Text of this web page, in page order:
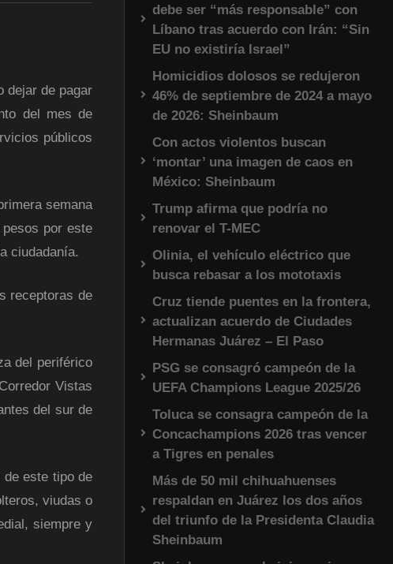
dejar de pagar
del mes de
públicos
semana
por este
ciudadanía.
receptoras de
del periférico
Vistas
del sur de
de este tipo de
viudas o
siempre y
debe ser “más responsable” con
Líbano tras acuerdo con Irán: “Sin
EU no existiría Israel”
Homicidios dolosos se redujeron
46% de septiembre de 2024 a mayo
de 2026: Sheinbaum
Con actos violentos buscan
‘montar’ una imagen de caos en
México: Sheinbaum
Trump afirma que podría no
renovar el T-MEC
Olinia, el vehículo eléctrico que
busca rebasar a los mototaxis
Cruz tiende puentes en la frontera,
actualizan acuerdo de Ciudades
Hermanas Juárez – El Paso
PSG se consagró campeón de la
UEFA Champions League 2025/26
Toluca se consagra campeón de la
Concachampions 2026 tras vencer
a Tigres en penales
Más de 50 mil chihuahuenses
respaldan en Juárez los dos años
del triunfo de la Presidenta Claudia
Sheinbaum